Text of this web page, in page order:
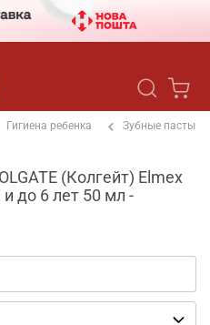
Гигиена ребенка Зубные пасты
(Колгейт) Elmex
до 6 лет 50 мл -